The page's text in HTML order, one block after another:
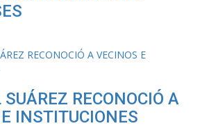
SUÁREZ RECONOCIÓ A
INSTITUCIONES